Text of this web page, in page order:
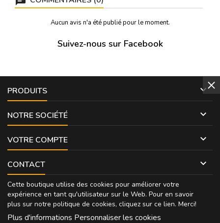
Aucun avis n'a été publié pour le moment.
Suivez-nous sur Facebook
PRODUITS 
NOTRE SOCIÉTÉ 
VOTRE COMPTE 
CONTACT 
Cette boutique utilise des cookies pour améliorer votre
expérience en tant qu'utilisateur sur le Web. Pour en savoir
plus sur notre politique de cookies, cliquez sur ce lien. Merci!
Plus d'informations Personnaliser les cookies